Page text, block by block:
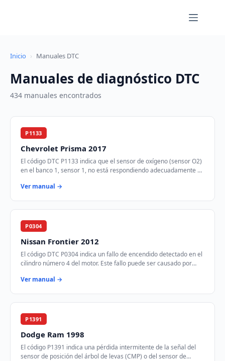
Inicio › Manuales DTC
Manuales de diagnóstico DTC
434 manuales encontrados
P1133
Chevrolet Prisma 2017
El código DTC P1133 indica que el sensor de oxígeno (sensor O2)
en el banco 1, sensor 1, no está respondiendo adecuadamente a
Ver manual →
P0304
Nissan Frontier 2012
El código DTC P0304 indica un fallo de encendido detectado en el
cilindro número 4 del motor. Este fallo puede ser causado por
Ver manual →
P1391
Dodge Ram 1998
El código P1391 indica una pérdida intermitente de la señal del
sensor de posición del árbol de levas (CMP) o del sensor de